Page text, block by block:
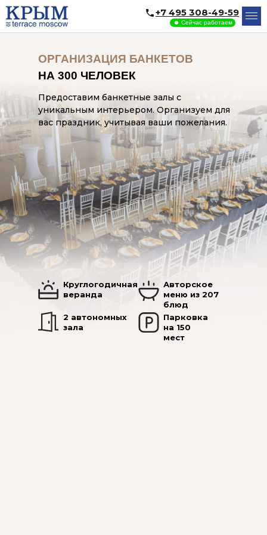
+7 495 308-49-59
Сейчас работаем
Предоставим банкетные залы с
уникальным интерьером. Организуем для
вас праздник, учитывая ваши пожелания.
ОРГАНИЗАЦИЯ БАНКЕТОВ
НА 300 ЧЕЛОВЕК
2 автономных
зала
Авторское
меню из 207
блюд
Парковка
на 150
мест
Круглогодичная
веранда